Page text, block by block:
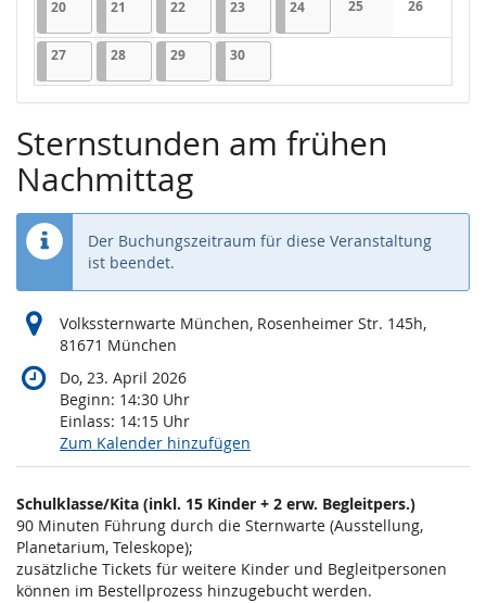
2020.04.2026
1 Veranstaltung
21 21.04.2026
1 Veranstaltung
2222.04.2026
1 Veranstaltung
2323.04.2026
1 Veranstaltung
2424.04.2026
1 Veranstaltung
25
Keine
26
Keine
2727.04.2026
1 Veranstaltung
2828.04.2026
1 Veranstaltung
2929.04.2026
1 Veranstaltung
3030.04.2026
1 Veranstaltung
Sternstunden am frühen
Nachmittag
Der Buchungszeitraum für diese Veranstaltung
ist beendet.
Volkssternwarte München, Rosenheimer Str. 145h,
81671 München
Do, 23. April 2026
Beginn: 14:30 Uhr
Einlass: 14:15 Uhr
Zum Kalender hinzufügen
Produkte
Unkategorisierte
Produkte
Schulklasse/Kita (inkl. 15 Kinder + 2 erw. Begleitpers.)
90 Minuten Führung durch die Sternwarte (Ausstellung,
Planetarium, Teleskope);
zusätzliche Tickets für weitere Kinder und Begleitpersonen
können im Bestellprozess hinzugebucht werden.